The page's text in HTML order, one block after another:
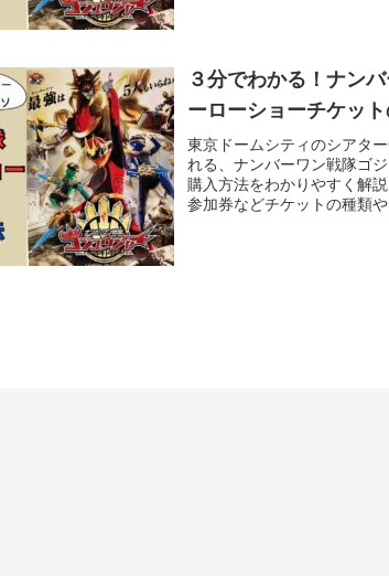
３分でわかる！ナン
ーローショーチケッ
東京ドームシティのシアタ
れる、ナンバーワン戦隊ゴ
購入方法をわかりやすく解
参加券などチケットの種類